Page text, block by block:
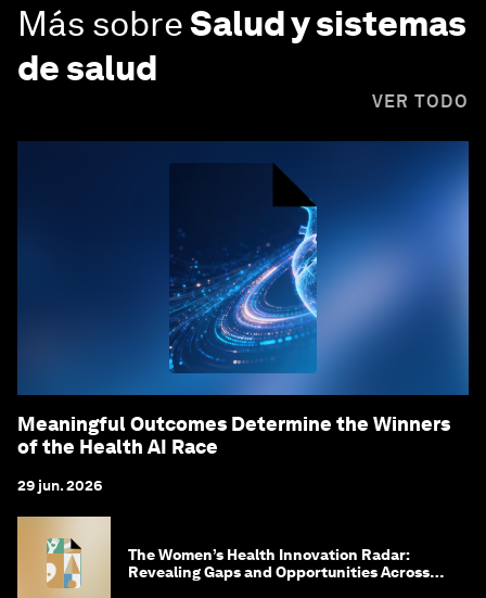
Más sobreSalud y sistemas
de salud
VER TODO
Meaningful Outcomes Determine the Winners
of the Health AI Race
29 jun. 2026
The Women’s Health Innovation Radar:
Revealing Gaps and Opportunities Across